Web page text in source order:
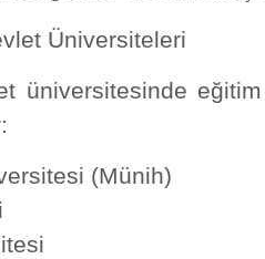
Üniversiteleri
üniversitesinde
(Münih)